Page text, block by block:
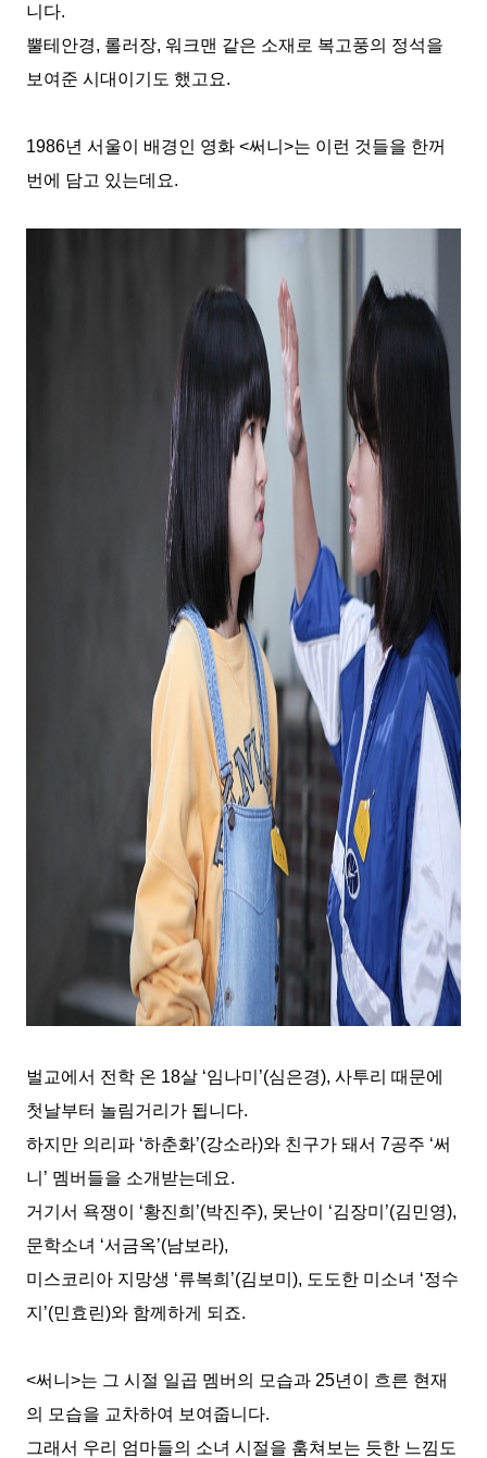
니다.
뿔테안경, 롤러장, 워크맨 같은 소재로 복고풍의 정석을
보여준 시대이기도 했고요.
1986년 서울이 배경인 영화 <써니 >는 이런 것들을 한꺼
번에 담고 있는데요.
벌교에서 전학 온 18살 ‘임나미 ’(심은경), 사투리 때문에
첫날부터 놀림거리가 됩니다.
하지만 의리파 ‘하춘화’(강소라)와 친구가 돼서 7공주 ‘써
니 ’ 멤버들을 소개받는데요.
거기서 욕쟁이 ‘황진희 ’(박진주), 못난이 ‘김장미 ’(김민영),
문학소녀 ‘서금옥’(남보라),
미스코리아 지망생 ‘류복희 ’(김보미 ), 도도한 미소녀 ‘정수
지 ’(민효린)와 함께하게 되죠.
<써니 >는 그 시절 일곱 멤버의 모습과 25년이 흐른 현재
의 모습을 교차하여 보여줍니다.
그래서 우리 엄마들의 소녀 시절을 훔쳐보는 듯한 느낌도